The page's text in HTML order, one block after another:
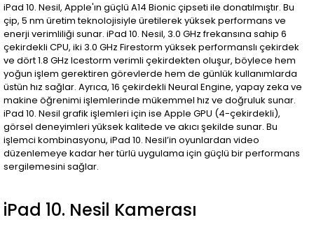
iPad 10. Nesil, Apple'ın güçlü A14 Bionic çipseti ile donatılmıştır. Bu
çip, 5 nm üretim teknolojisiyle üretilerek yüksek performans ve
enerji verimliliği sunar. iPad 10. Nesil, 3.0 GHz frekansına sahip 6
çekirdekli CPU, iki 3.0 GHz Firestorm yüksek performanslı çekirdek
ve dört 1.8 GHz Icestorm verimli çekirdekten oluşur, böylece hem
yoğun işlem gerektiren görevlerde hem de günlük kullanımlarda
üstün hız sağlar. Ayrıca, 16 çekirdekli Neural Engine, yapay zeka ve
makine öğrenimi işlemlerinde mükemmel hız ve doğruluk sunar.
iPad 10. Nesil grafik işlemleri için ise Apple GPU (4-çekirdekli),
görsel deneyimleri yüksek kalitede ve akıcı şekilde sunar. Bu
işlemci kombinasyonu, iPad 10. Nesil’in oyunlardan video
düzenlemeye kadar her türlü uygulama için güçlü bir performans
sergilemesini sağlar.
iPad 10. Nesil Kamerası